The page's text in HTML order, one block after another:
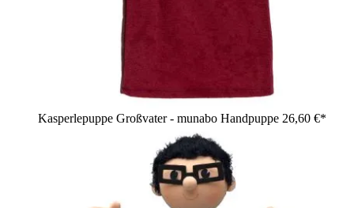
Kasperlepuppe Großvater - munabo Handpuppe 26,60 €*